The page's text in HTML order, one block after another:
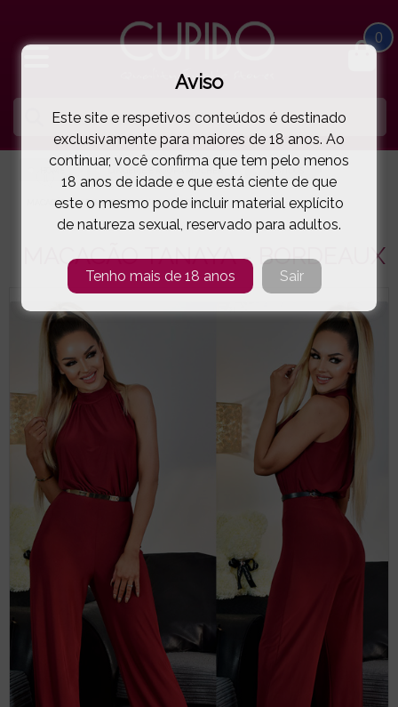
0
LINGERIE E ROUPA MULHER VESTIDOS
MACACÃO TANAYA - BORDEAUX ( 89-TANAYA.E )
MACACÃO TANAYA - BORDEAUX
Aviso
Este site e respetivos conteúdos é destinado
exclusivamente para maiores de 18 anos. Ao
continuar, você confirma que tem pelo menos
18 anos de idade e que está ciente de que
este o mesmo pode incluir material explícito
de natureza sexual, reservado para adultos.
Tenho mais de 18 anos Sair